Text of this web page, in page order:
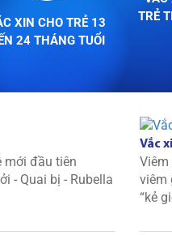
XIN CHO TRẺ 13
24 THÁNG TUỔI
TRẺ
mới đầu tiên
- Quai bị - Rubella
Vắc
Viêm
viêm
“kẻ